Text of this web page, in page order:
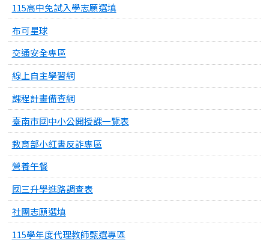
115高中免試入學志願選填
布可星球
交通安全專區
線上自主學習網
課程計畫備查網
臺南市國中小公開授課一覽表
教育部小紅書反詐專區
營養午餐
國三升學進路調查表
社團志願選填
115學年度代理教師甄選專區